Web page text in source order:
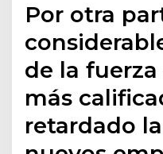
Por otra
de la
más
retardado